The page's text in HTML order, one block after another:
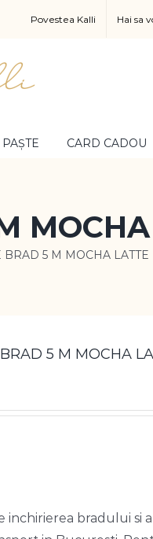
Povestea Kalli Hai sa
PAȘTE CARD CADOU
BRAD 5 M MOCHA LATTE
5 M MOCHA
bradului si